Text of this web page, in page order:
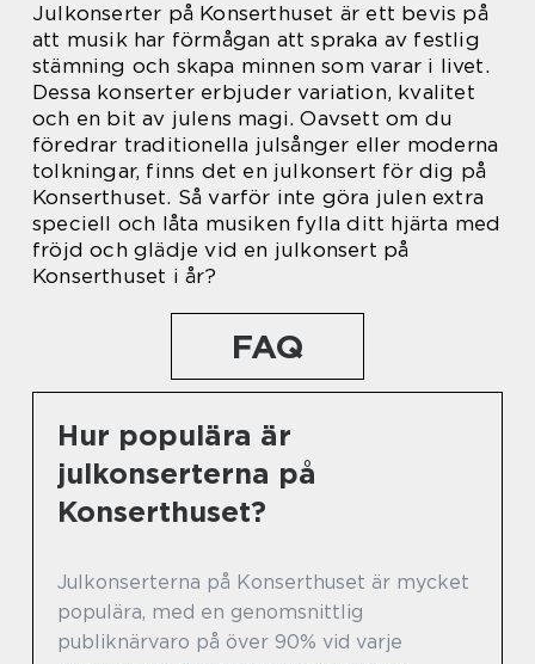
Julkonserter på Konserthuset är ett bevis på
att musik har förmågan att spraka av festlig
stämning och skapa minnen som varar i livet.
Dessa konserter erbjuder variation, kvalitet
och en bit av julens magi. Oavsett om du
föredrar traditionella julsånger eller moderna
tolkningar, finns det en julkonsert för dig på
Konserthuset. Så varför inte göra julen extra
speciell och låta musiken fylla ditt hjärta med
fröjd och glädje vid en julkonsert på
Konserthuset i år?
FAQ
Hur populära är
julkonserterna på
Konserthuset?
Julkonserterna på Konserthuset är mycket
populära, med en genomsnittlig
publiknärvaro på över 90% vid varje